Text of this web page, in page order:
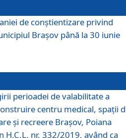
de conștientizare privind
Braşov până la 30 iunie
perioadei de valabilitate a
centru medical, spații
și recreere Brașov, Poiana
H.C.L. nr. 332/2019, având ca